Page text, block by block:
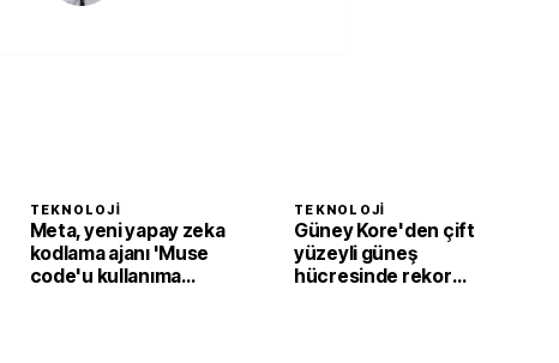
TEKNOLOJI
Meta, yeni yapay zeka
kodlama ajanı 'Muse
code'u kullanıma
TEKNOLOJI
Güney Kore'den çift
yüzeyli güneş
hücresinde rekor